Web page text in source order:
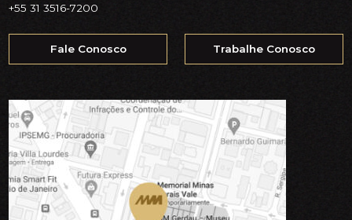
+55 31 3516-7200
Fale Conosco Trabalhe Conosco